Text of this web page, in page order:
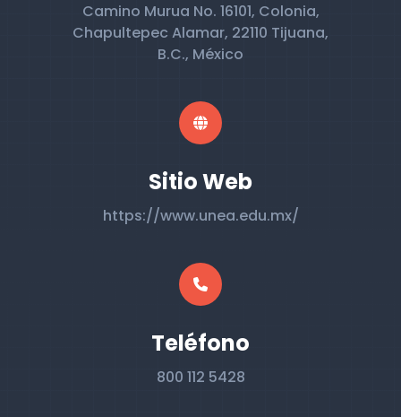
Camino Murua No. 16101, Colonia,
Chapultepec Alamar, 22110 Tijuana,
B.C., México
Sitio Web
https://www.unea.edu.mx/
Teléfono
800 112 5428